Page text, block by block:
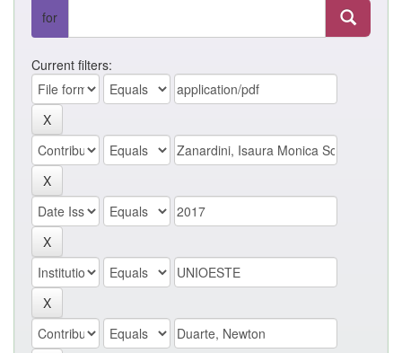
for
Current filters: